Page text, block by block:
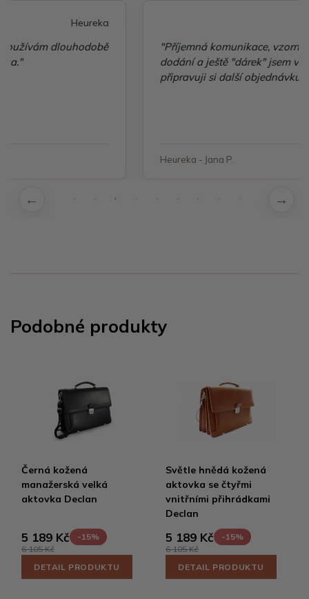
"Příjemná komunikace, vzorné balení, rychlé
dodání a ještě "dárek" jsem velice spokojená a
připravuji si další objednávku"
Podobné produkty
Černá kožená
manažerská velká
aktovka Declan
5 189 Kč
-15%
6 105 Kč
DETAIL PRODUKTU
Světle hnědá kožená
aktovka se čtyřmi
vnitřními přihrádkami
Declan
5 189 Kč
-15%
6 105 Kč
DETAIL PRODUKTU